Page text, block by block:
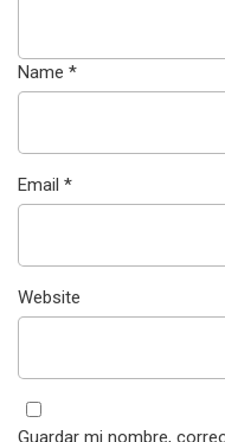
Name *
Email *
Website
Guardar mi nombre,